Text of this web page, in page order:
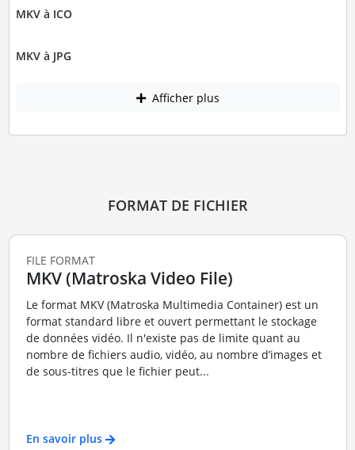
MKV à ICO
MKV à JPG
Afficher plus
FORMAT DE FICHIER
FILE FORMAT
MKV (Matroska Video File)
Le format MKV (Matroska Multimedia Container) est un
format standard libre et ouvert permettant le stockage
de données vidéo. Il n'existe pas de limite quant au
nombre de fichiers audio, vidéo, au nombre d’images et
de sous-titres que le fichier peut...
En savoir plus